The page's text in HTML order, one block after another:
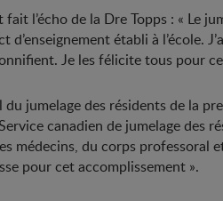
l’écho de la Dre Topps : « Le
établi à l’école.
Je les félicite tous pour
jumelage des résidents de la
canadien de jumelage des
médecins, du corps professoral
pour cet accomplissement ».